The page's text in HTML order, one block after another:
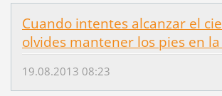
Cuando intentes alcanzar el
olvides mantener los pies en
19.08.2013 08:23